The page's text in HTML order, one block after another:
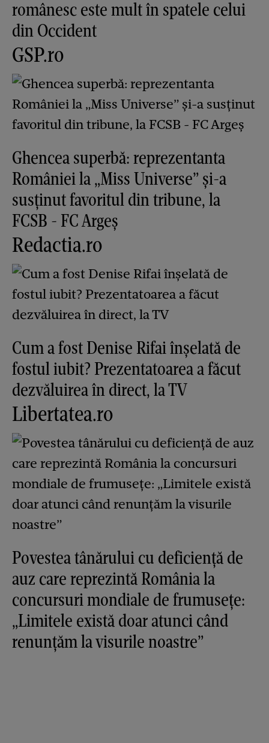
românesc este mult în spatele celui
din Occident
GSP.ro
Ghencea superbă: reprezentanta
României la „Miss Universe” și-a
susținut favoritul din tribune, la
FCSB - FC Argeș
Redactia.ro
Cum a fost Denise Rifai înșelată de
fostul iubit? Prezentatoarea a făcut
dezvăluirea în direct, la TV
Libertatea.ro
Povestea tânărului cu deficiență de
auz care reprezintă România la
concursuri mondiale de frumusețe:
„Limitele există doar atunci când
renunțăm la visurile noastre”